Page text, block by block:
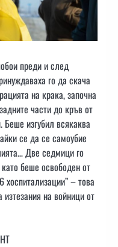
преди и след
го да скача
на крака, започна
части до кръв от
Беше изгубил всякаква
се да се самоубие
Две седмици го
беше освободен от
– това
на войници от